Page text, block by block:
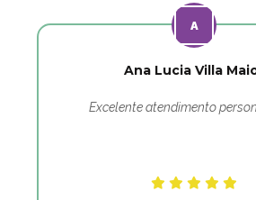
Ana Lucia Villa
Excelente atendimento